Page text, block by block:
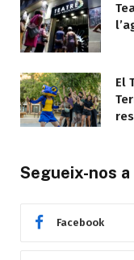
El
Segueix-nos
Facebook